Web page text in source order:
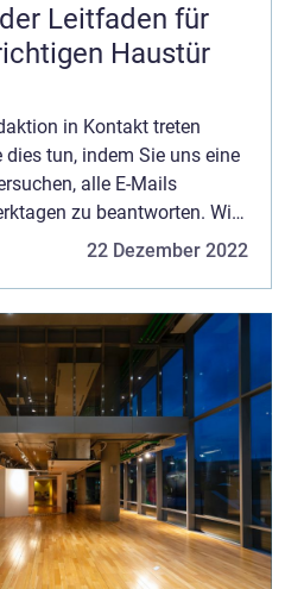
Leitfaden für
Haustür
in Kontakt treten
tun, indem Sie uns eine
alle E-Mails
zu beantworten. Wir
Reis, Lob und allgemeine
22 Dezember 2022